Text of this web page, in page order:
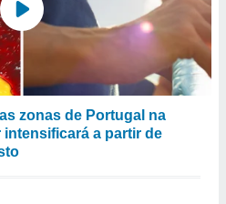
zonas de Portugal na
a partir de